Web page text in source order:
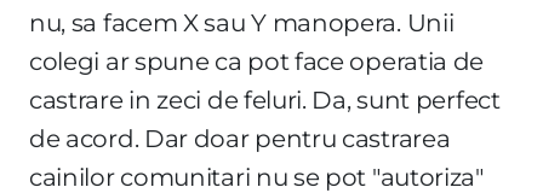
nu, sa facem X sau Y manopera. Unii
colegi ar spune ca pot face operatia de
castrare in zeci de feluri. Da, sunt perfect
de acord. Dar doar pentru castrarea
cainilor comunitari nu se pot "autoriza"